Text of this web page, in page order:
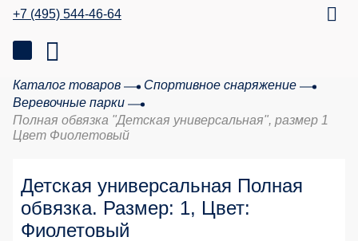
+7 (495) 544-46-64
Каталог товаров
Спортивное снаряжение
Веревочные парки
Полная обвязка "Детская универсальная", размер 1
Цвет Фиолетовый
Детская универсальная Полная
обвязка. Размер: 1, Цвет:
Фиолетовый